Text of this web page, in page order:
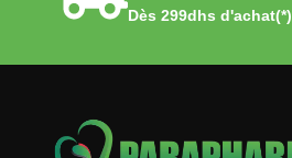
Dès 299dhs d'achat(*)